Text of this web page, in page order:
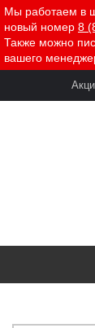
Мы работаем в
новый номер 8
Также можно
вашего